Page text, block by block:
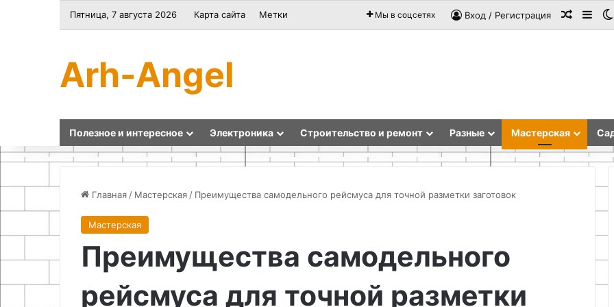
Пятница, 7 августа 2026 Карта сайта Метки Мы в соцсетях Вход / Регистрация
Arh-Angel
Полезное и интересное Электроника Строительство и ремонт Разные Мастерская
Главная / Мастерская / Преимущества самодельного рейсмуса для точной разметки заготовок
Мастерская
Преимущества самодельного
рейсмуса для точной разметки
функция
солнцезащитного
дачного
инвентаря
снижения